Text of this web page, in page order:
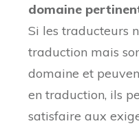
domaine
Si les traducteurs
traduction mais
domaine et
en traduction, ils
satisfaire aux